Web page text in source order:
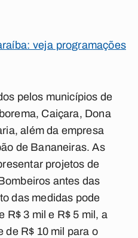
veja programações
pelos municípios de
Caiçara, Dona
além da empresa
de Bananeiras. As
projetos de
antes das
das medidas pode
R$ 3 mil e R$ 5 mil, a
de R$ 10 mil para o